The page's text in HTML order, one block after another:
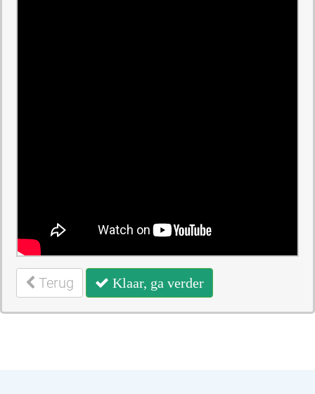
Terug Klaar, ga verder